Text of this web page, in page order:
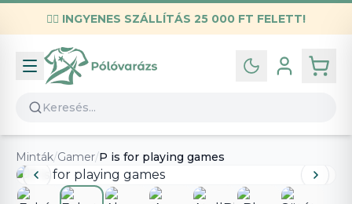
✌🏼 INGYENES SZÁLLÍTÁS 25 000 FT FELETT!
Infó
Kapcsolat
GYIK
Általános szerződési feltételek
Adatvédelmi nyilatkozat
Minták/Gamer/P is for playing games